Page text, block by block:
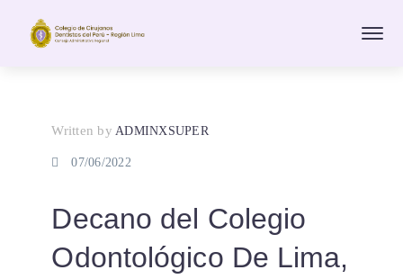
Written by ADMINXSUPER
07/06/2022
Decano del Colegio
Odontológico De Lima,